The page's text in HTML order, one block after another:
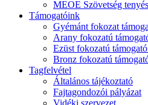
MEOE Szövetség
Támogatóink
Gyémánt fokozat
Arany fokozatú
Ezüst fokozatú
Bronz fokozatú
Tagfelvétel
Általános tájékoztató
Fajtagondozói pályázat
Vidéki szervezet